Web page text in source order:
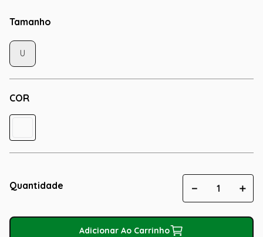
Tamanho
COR
U
Quantidade ＋
－
Adicionar Ao Carrinho